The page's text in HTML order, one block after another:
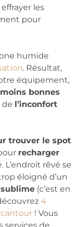
les
pour
humide
. Résultat,
équipement,
moins bonnes
de l’inconfort
trouver le spot
recharger
L’endroit rêvé se
éloigné d’un
(c’est en
4
! Vous